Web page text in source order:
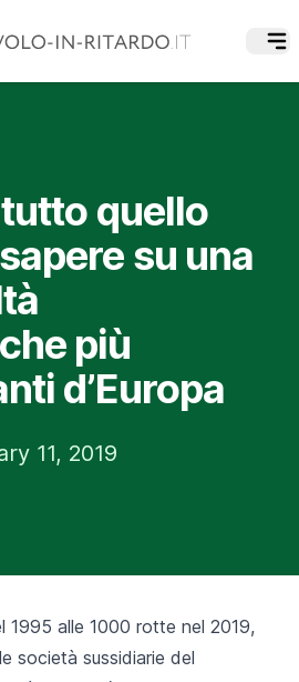
quello
su una
più
d’Europa
11, 2019
1995 alle 1000 rotte nel 2019,
società sussidiarie del